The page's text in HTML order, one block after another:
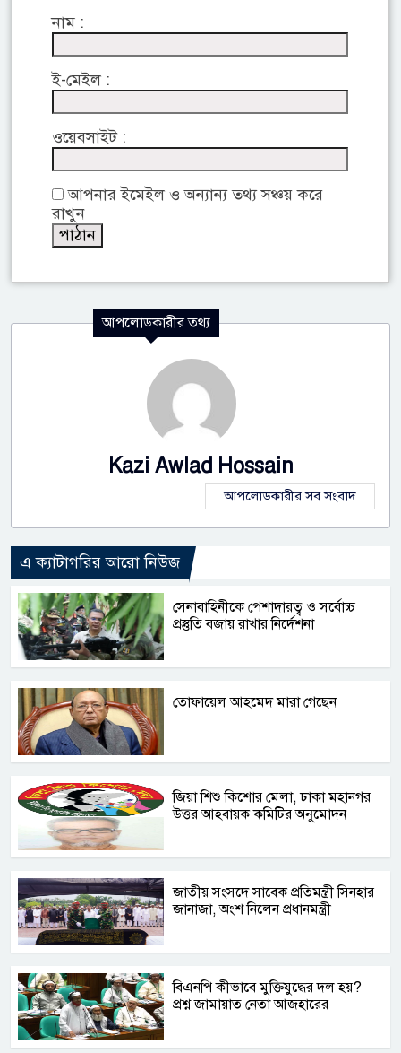
নাম :
ই-মেইল :
ওয়েবসাইট :
আপনার ইমেইল ও অন্যান্য তথ্য সঞ্চয় করে
রাখুন
আপলোডকারীর তথ্য
Kazi Awlad Hossain
আপলোডকারীর সব সংবাদ
এ ক্যাটাগরির আরো নিউজ
সেনাবাহিনীকে পেশাদারত্ব ও সর্বোচ্চ
প্রস্তুতি বজায় রাখার নির্দেশনা
তোফায়েল আহমেদ মারা গেছেন
জিয়া শিশু কিশোর মেলা, ঢাকা মহানগর
উত্তর আহবায়ক কমিটির অনুমোদন
জাতীয় সংসদে সাবেক প্রতিমন্ত্রী সিনহার
জানাজা, অংশ নিলেন প্রধানমন্ত্রী
বিএনপি কীভাবে মুক্তিযুদ্ধের দল হয়?
প্রশ্ন জামায়াত নেতা আজহারের